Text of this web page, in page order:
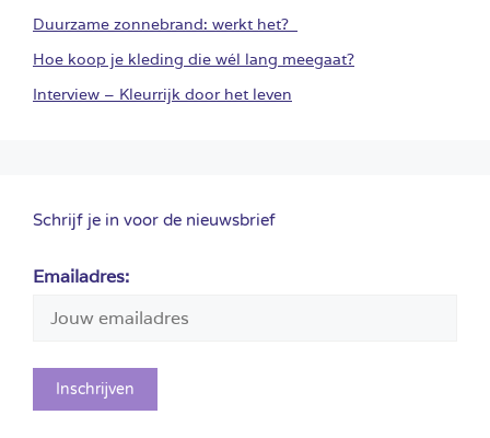
Duurzame zonnebrand: werkt het?
Hoe koop je kleding die wél lang meegaat?
Interview – Kleurrijk door het leven
Schrijf je in voor de nieuwsbrief
Emailadres: